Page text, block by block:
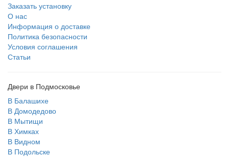
Заказать установку
О нас
Информация о доставке
Политика безопасности
Условия соглашения
Статьи
Двери в Подмосковье
В Балашихе
В Домодедово
В Мытищи
В Химках
В Видном
В Подольске